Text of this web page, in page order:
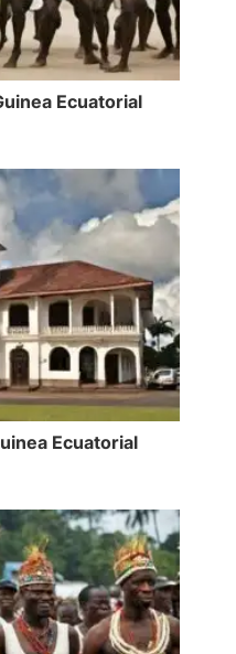
Ecuatorial
Ecuatorial